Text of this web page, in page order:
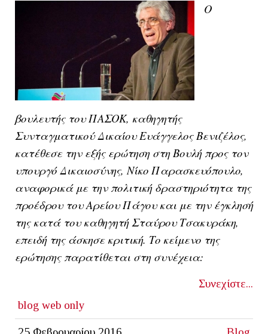
Ο
βουλευτής του ΠΑΣΟΚ, καθηγητής
Συνταγματικού Δικαίου Ευάγγελος Βενιζέλος,
κατέθεσε την εξής ερώτηση στη Βουλή προς τον
υπουργό Δικαιοσύνης, Νίκο Παρασκευόπουλο,
αναφορικά με την πολιτική δραστηριότητα της
προέδρου του Αρείου Πάγου και με την έγκλησή
της κατά του καθηγητή Σταύρου Τσακυράκη,
επειδή της άσκησε κριτική. Το κείμενο της
ερώτησης παρατίθεται στη συνέχεια:
Συνεχίστε...
blog web only